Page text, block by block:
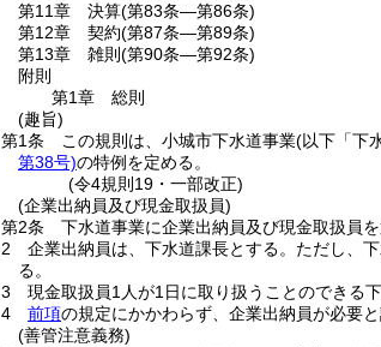
第11章
決算(第83条―第86条)
第12章
契約(第87条―第89条)
第13章
雑則 (第90条―第92条)
附則
第1章
総則
(趣旨)
第1条
この規則は、小城市下水道事業(以下「下
第38号)の特例を定める。
(令4規則19・一部改正)
(企業出納員及び現金取扱員)
第2条
下水道事業に企業出納員及び現金取扱員を
2
企業出納員は、下水道課長とする。 ただし、
る。
3
現金取扱員1人が1日に取り扱うことのできる
4
前項の規定にかかわらず、企業出納員が必要
(善管注意義務)